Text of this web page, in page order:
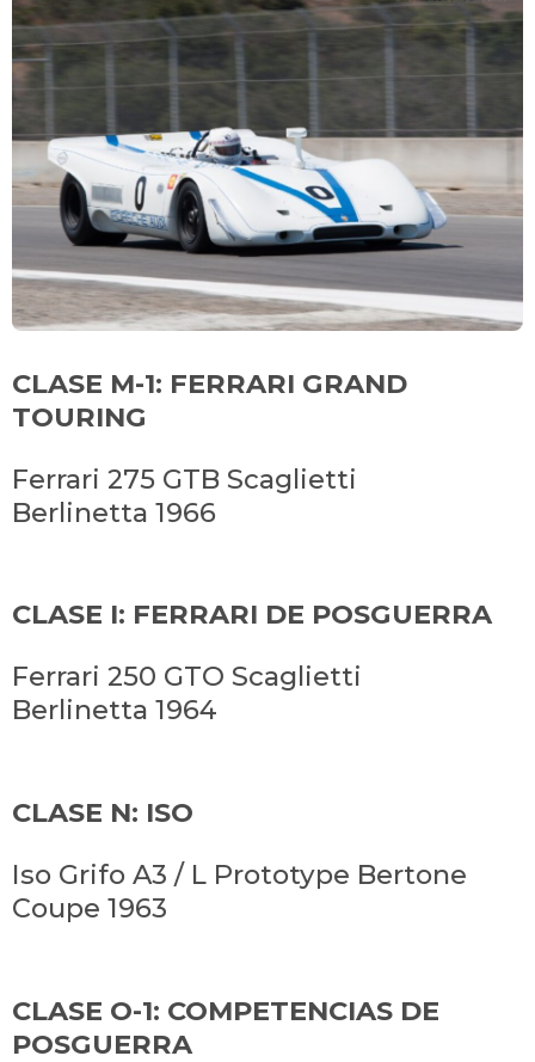
CLASE M-1: FERRARI GRAND
TOURING
Ferrari 275 GTB Scaglietti
Berlinetta 1966
CLASE I: FERRARI DE POSGUERRA
Ferrari 250 GTO Scaglietti
Berlinetta 1964
CLASE N: ISO
Iso Grifo A3 / L Prototype Bertone
Coupe 1963
CLASE O-1: COMPETENCIAS DE
POSGUERRA